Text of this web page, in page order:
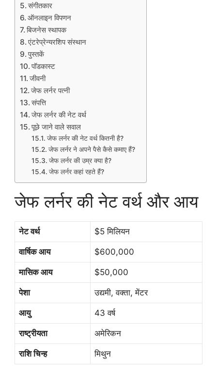
संगीतकार
ऑनलाइन विपणन
बिजनेस स्थापक
एंटरेप्रेन्यरशिप संस्थान
पुस्तकें
पॉडकास्ट
जीवनी
जेफ लर्नर पत्नी
संपत्ति
जेफ लर्नर की नेट वर्थ
पूछे जाने वाले सवाल
जेफ लर्नर की नेट वर्थ कितनी है?
जेफ लर्नर ने अपने पैसे कैसे कमाए हैं?
जेफ लर्नर की उम्र क्या है?
जेफ लर्नर कहां रहते हैं?
जेफ लर्नर की नेट वर्थ और आय
नेट वर्थ $5 मिलियन
वार्षिक आय $600,000
मासिक आय $50,000
पेशा उद्यमी, वक्ता, मेंटर
आयु 43 वर्ष
राष्ट्रीयता अमेरिकन
राशि चिन्ह मिथुन